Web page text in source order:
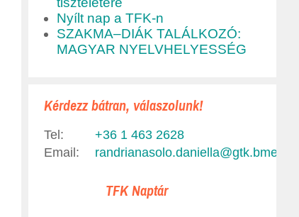
Nyílt nap a TFK-n
SZAKMA–DIÁK TALÁLKOZÓ:
MAGYAR NYELVHELYESSÉG
Kérdezz bátran, válaszolunk!
Tel:
+36 1 463 2628
Email:
randrianasolo.daniella@gtk.bme.hu
TFK Naptár